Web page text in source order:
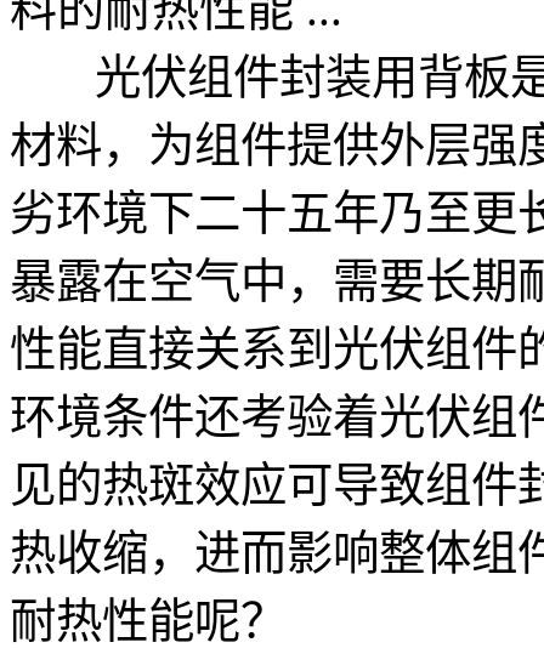
光伏组件封装用背板是
材料，为组件提供外层强
劣环境下二十五年乃至更
暴露在空气中，需要长期
性能直接关系到光伏组件
环境条件还考验着光伏组
见的热斑效应可导致组件
热收缩，进而影响整体组
耐热性能呢？